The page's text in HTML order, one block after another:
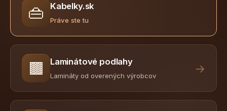
👜 Kabelky.sk
Práve ste tu
🟫 Laminátové podlahy
Lamináty od overených výrobcov
→